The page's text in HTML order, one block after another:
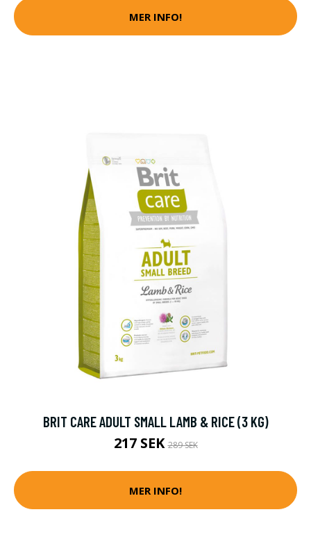
MER INFO!
BRIT CARE ADULT SMALL LAMB & RICE (3 KG)
217 SEK289 SEK
MER INFO!